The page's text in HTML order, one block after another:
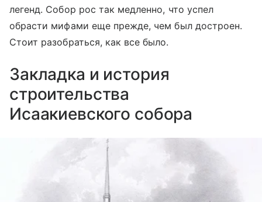
легенд. Собор рос так медленно, что успел
обрасти мифами еще прежде, чем был достроен.
Стоит разобраться, как все было.
Закладка и история
строительства
Исаакиевского собора